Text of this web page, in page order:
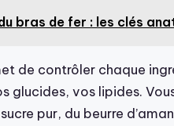
bras de fer : les clés
de contrôler chaque
glucides, vos lipides.
pur, du beurre